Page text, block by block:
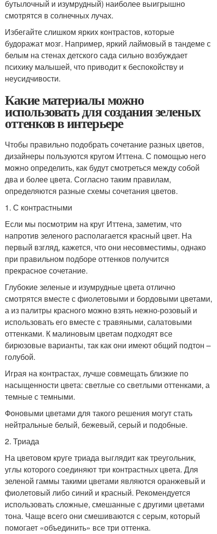
бутылочный и изумрудный) наиболее выигрышно
смотрятся в солнечных лучах.
Избегайте слишком ярких контрастов, которые
будоражат мозг. Например, яркий лаймовый в тандеме с
белым на стенах детского сада сильно возбуждает
психику малышей, что приводит к беспокойству и
неусидчивости.
Какие материалы можно
использовать для создания зеленых
оттенков в интерьере
Чтобы правильно подобрать сочетание разных цветов,
дизайнеры пользуются кругом Иттена. С помощью него
можно определить, как будут смотреться между собой
два и более цвета. Согласно таким правилам,
определяются разные схемы сочетания цветов.
1. С контрастными
Если мы посмотрим на круг Иттена, заметим, что
напротив зеленого располагается красный цвет. На
первый взгляд, кажется, что они несовместимы, однако
при правильном подборе оттенков получится
прекрасное сочетание.
Глубокие зеленые и изумрудные цвета отлично
смотрятся вместе с фиолетовыми и бордовыми цветами,
а из палитры красного можно взять нежно-розовый и
использовать его вместе с травяными, салатовыми
оттенками. К малиновым цветам подходят все
бирюзовые варианты, так как они имеют общий подтон –
голубой.
Играя на контрастах, лучше совмещать близкие по
насыщенности цвета: светлые со светлыми оттенками, а
темные с темными.
Фоновыми цветами для такого решения могут стать
нейтральные белый, бежевый, серый и подобные.
2. Триада
На цветовом круге триада выглядит как треугольник,
углы которого соединяют три контрастных цвета. Для
зеленой гаммы такими цветами являются оранжевый и
фиолетовый либо синий и красный. Рекомендуется
использовать сложные, смешанные с другими цветами
тона. Чаще всего они смешиваются с серым, который
помогает «объединить» все три оттенка.